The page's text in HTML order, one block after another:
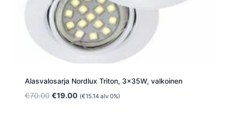
Alasvalosarja Nordlux Triton, 3x35W, valkoinen
€70.00 Alkuperäinen
€19.00Nykyinen
(€15.14alv 0%)